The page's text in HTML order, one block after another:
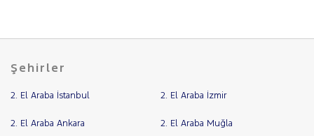
Şehirler
2. El Araba İstanbul 2. El Araba İzmir
2. El Araba Ankara 2. El Araba Muğla